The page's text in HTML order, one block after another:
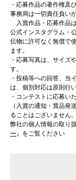
・応募作品の著作権及
事務局は一切責任負いか
入賞作品・応募作品
公式インスタグラム・
伝物に許可なく無償で
ます。
・応募写真は、サイズ
す。
・投稿等への回答、当
は、個別対応は原則行
・コンテストに応募い
（入賞の通知・賞品発
ることはございません。
弊社の個人情報の取り
ー 』をご覧ください